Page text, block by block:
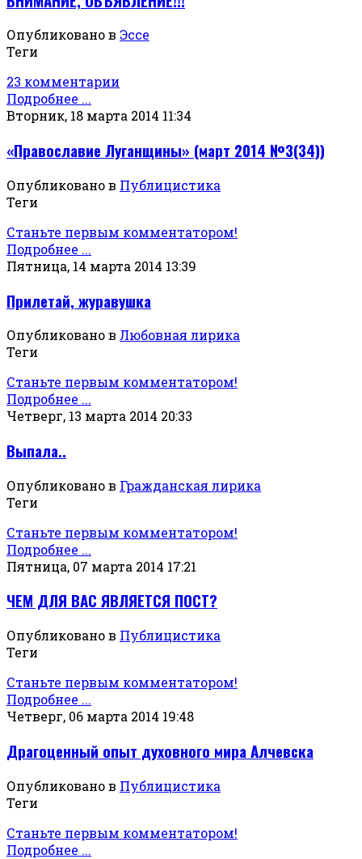
Опубликовано в Эссе
Теги
23 комментарии
Подробнее ...
Вторник, 18 марта 2014 11:34
«Православие Луганщины» (март 2014 №3(34))
Опубликовано в Публицистика
Теги
Станьте первым комментатором!
Подробнее ...
Пятница, 14 марта 2014 13:39
Прилетай, журавушка
Опубликовано в Любовная лирика
Теги
Станьте первым комментатором!
Подробнее ...
Четверг, 13 марта 2014 20:33
Выпала..
Опубликовано в Гражданская лирика
Теги
Станьте первым комментатором!
Подробнее ...
Пятница, 07 марта 2014 17:21
ЧЕМ ДЛЯ ВАС ЯВЛЯЕТСЯ ПОСТ?
Опубликовано в Публицистика
Теги
Станьте первым комментатором!
Подробнее ...
Четверг, 06 марта 2014 19:48
Драгоценный опыт духовного мира Алчевска
Опубликовано в Публицистика
Теги
Станьте первым комментатором!
Подробнее ...